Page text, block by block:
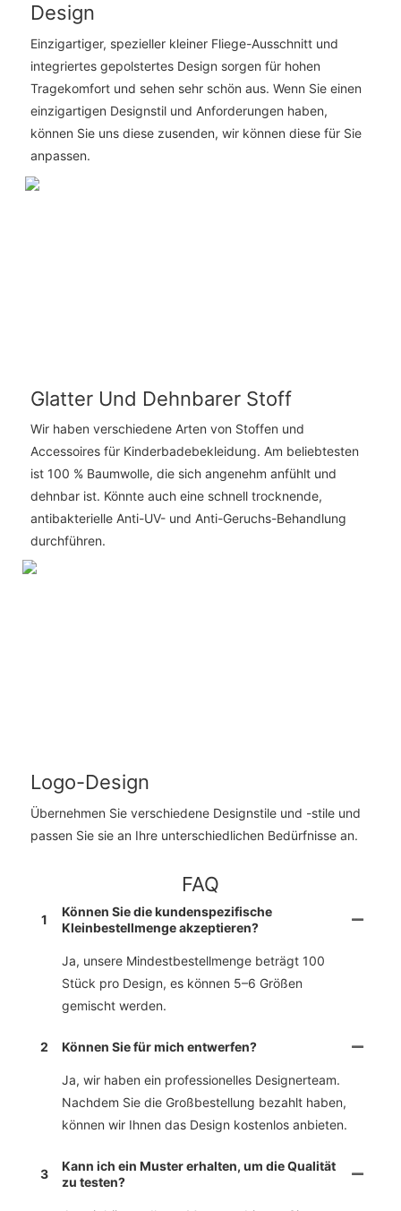
Design
Einzigartiger, spezieller kleiner Fliege-Ausschnitt und
integriertes gepolstertes Design sorgen für hohen
Tragekomfort und sehen sehr schön aus. Wenn Sie einen
einzigartigen Designstil und Anforderungen haben,
können Sie uns diese zusenden, wir können diese für Sie
anpassen.
Glatter Und Dehnbarer Stoff
Wir haben verschiedene Arten von Stoffen und
Accessoires für Kinderbadebekleidung. Am beliebtesten
ist 100 % Baumwolle, die sich angenehm anfühlt und
dehnbar ist. Könnte auch eine schnell trocknende,
antibakterielle Anti-UV- und Anti-Geruchs-Behandlung
durchführen.
Logo-Design
Übernehmen Sie verschiedene Designstile und -stile und
passen Sie sie an Ihre unterschiedlichen Bedürfnisse an.
FAQ
1
Können Sie die kundenspezifische
Kleinbestellmenge akzeptieren?
Ja, unsere Mindestbestellmenge beträgt 100
Stück pro Design, es können 5–6 Größen
gemischt werden.
2 Können Sie für mich entwerfen?
Ja, wir haben ein professionelles Designerteam.
Nachdem Sie die Großbestellung bezahlt haben,
können wir Ihnen das Design kostenlos anbieten.
3
Kann ich ein Muster erhalten, um die Qualität
zu testen?